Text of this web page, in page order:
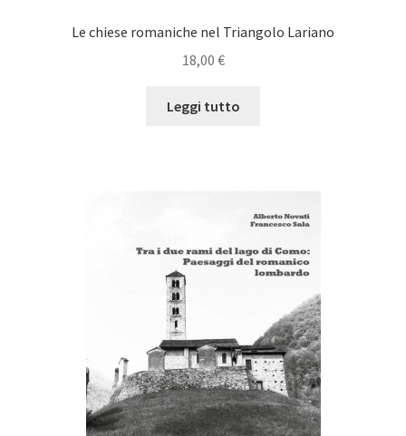
Le chiese romaniche nel Triangolo Lariano
18,00 €
Leggi tutto